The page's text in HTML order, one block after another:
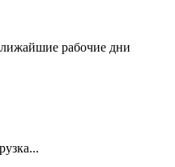
рабочие дни